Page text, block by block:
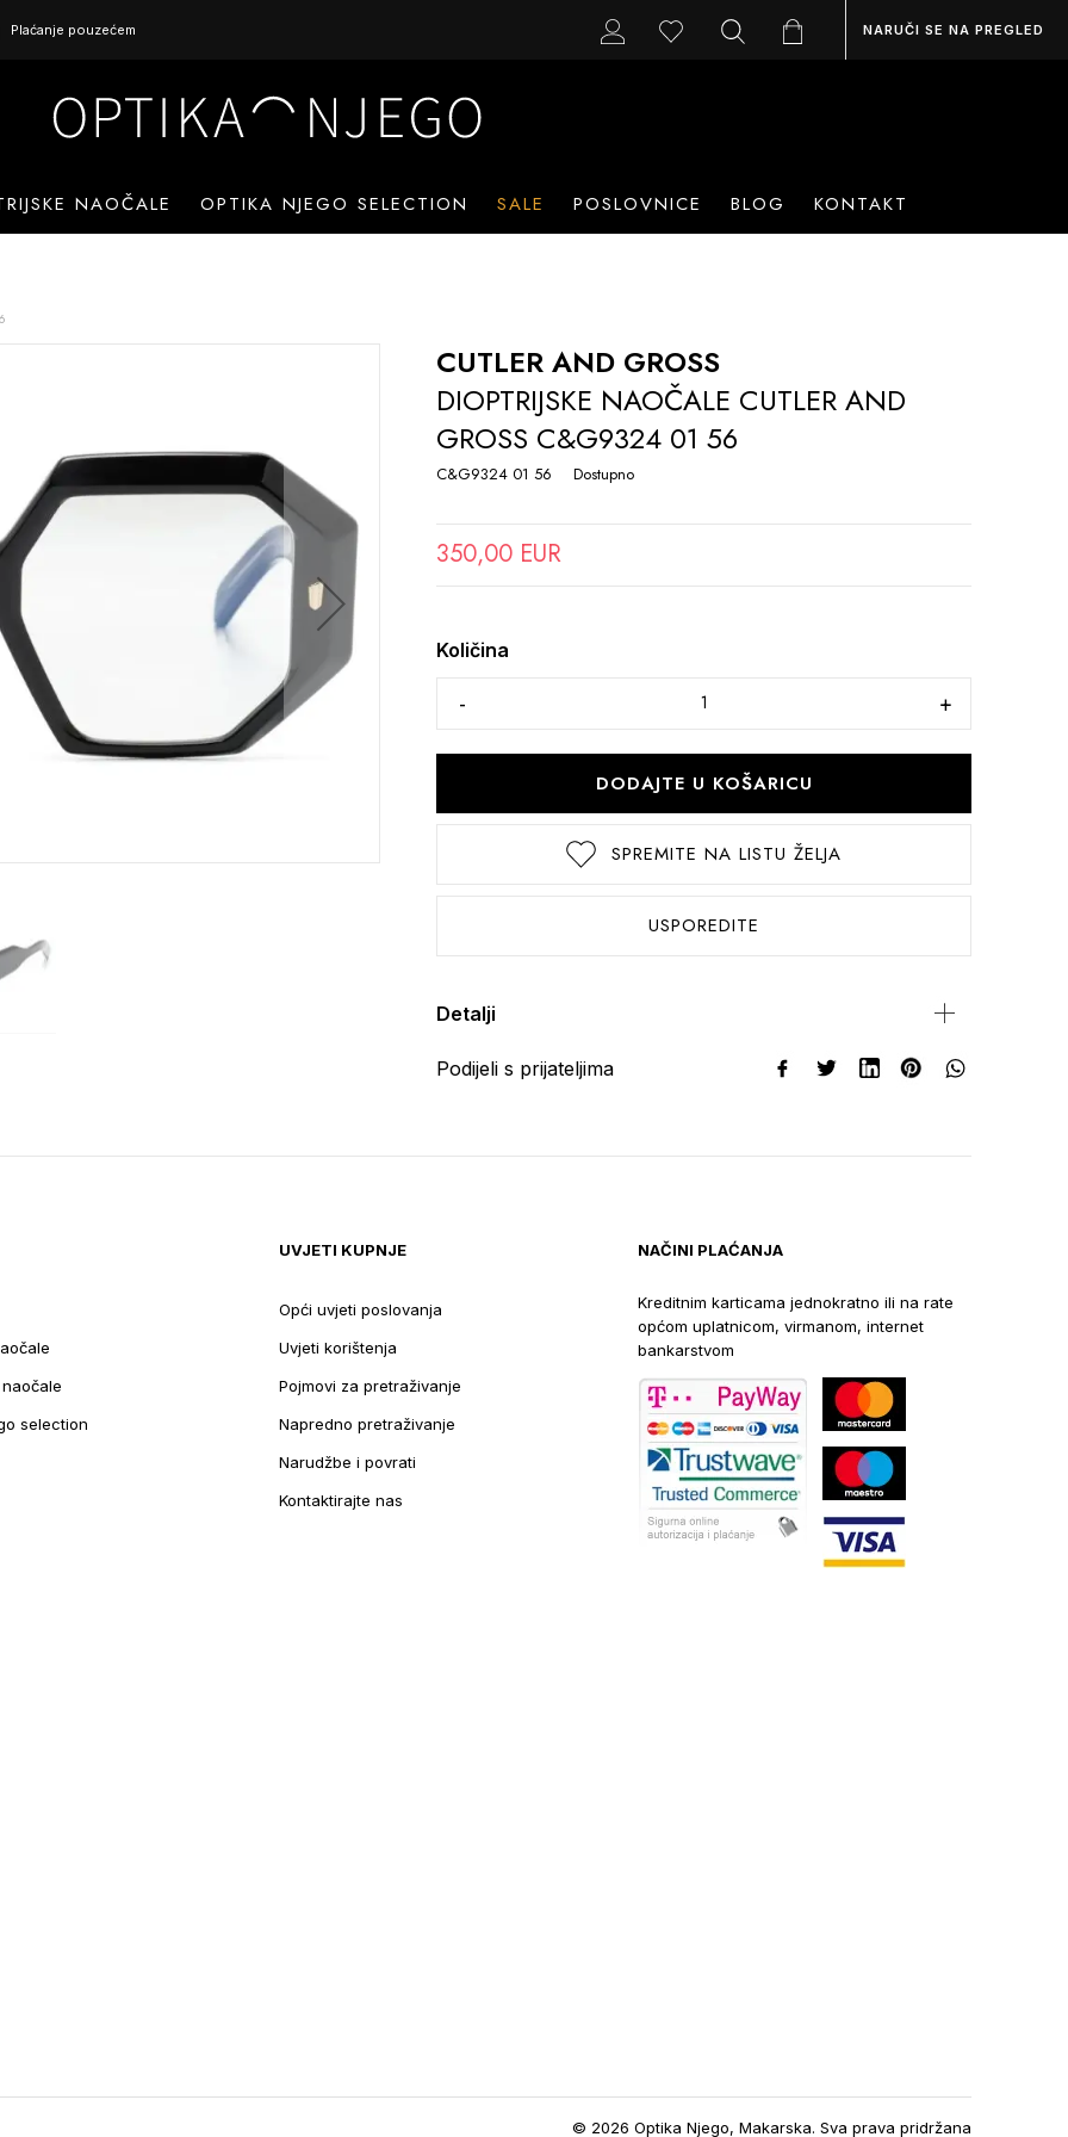
Plaćanje pouzećem NARUČI SE NA PREGLED
NAOČALE OPTIKA NJEGO SELECTION SALE POSLOVNICE BLOG KONTAKT
CUTLER AND GROSS
DIOPTRIJSKE NAOČALE CUTLER AND
GROSS C&G9324 01 56
C&G9324 01 56 Dostupno
350,00 EUR
Količina
DODAJTE U KOŠARICU
SPREMITE NA LISTU ŽELJA
USPOREDITE
Detalji
Podijeli s prijateljima
selection
UVJETI KUPNJE
Opći uvjeti poslovanja
Uvjeti korištenja
Pojmovi za pretraživanje
Napredno pretraživanje
Narudžbe i povrati
Kontaktirajte nas
NAČINI PLAĆANJA
Kreditnim karticama jednokratno ili na rate
općom uplatnicom, virmanom, internet
bankarstvom
© 2026 Optika Njego, Makarska. Sva prava pridržana